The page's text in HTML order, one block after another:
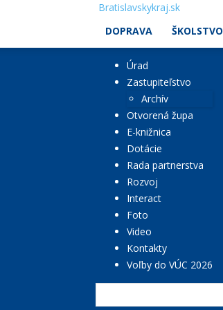
Bratislavskykraj.sk
DOPRAVA
ŠKOLSTVO
Úrad
Zastupiteľstvo
Archív
Otvorená župa
E-knižnica
Dotácie
Rada partnerstva
Rozvoj
Interact
Foto
Video
Kontakty
Voľby do VÚC 2026